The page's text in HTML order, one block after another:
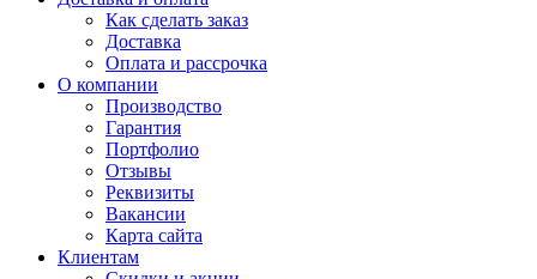
Как сделать заказ
Доставка
Оплата и рассрочка
О компании
Производство
Гарантия
Портфолио
Отзывы
Реквизиты
Вакансии
Карта сайта
Клиентам